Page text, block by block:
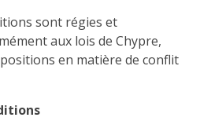
sont régies et
aux lois de Chypre,
en matière de conflit